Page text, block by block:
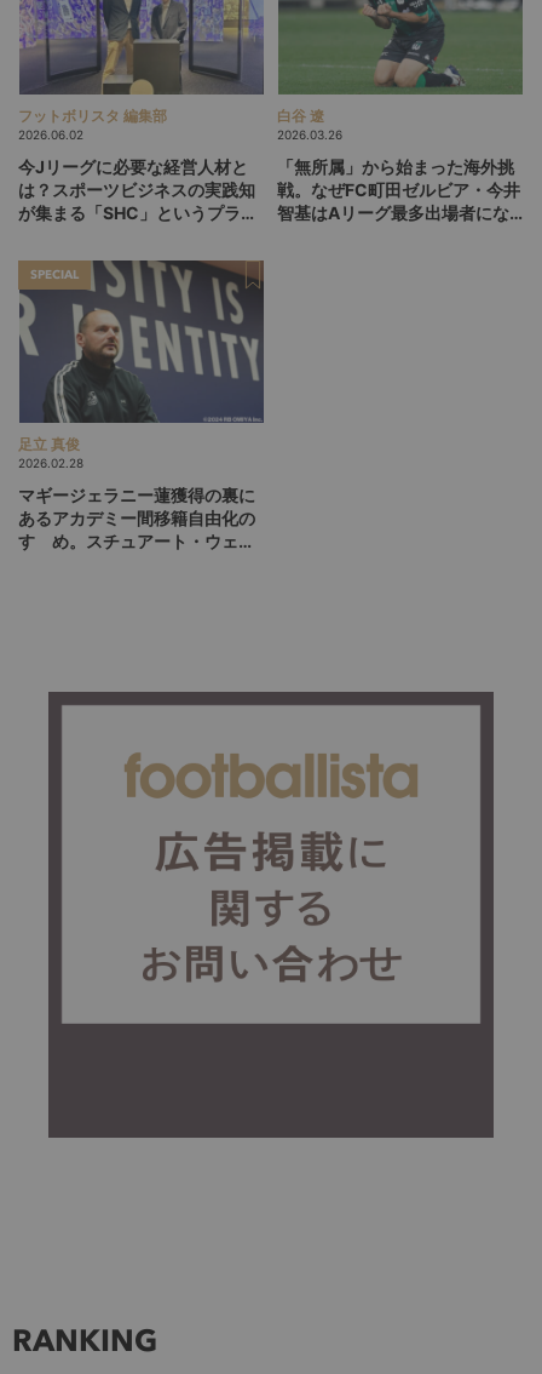
フットボリスタ 編集部
2026.06.02
今Jリーグに必要な経営人材と
は？スポーツビジネスの実践知
が集まる「SHC」というプラッ
白谷 遼
2026.03.26
「無所属」から始まった海外挑
戦。なぜFC町田ゼルビア・今井
智基はAリーグ最多出場者にな
SPECIAL
足立 真俊
2026.02.28
マギージェラニー蓮獲得の裏に
あるアカデミー間移籍自由化の
すゝめ。スチュアート・ウェバ
RANKING